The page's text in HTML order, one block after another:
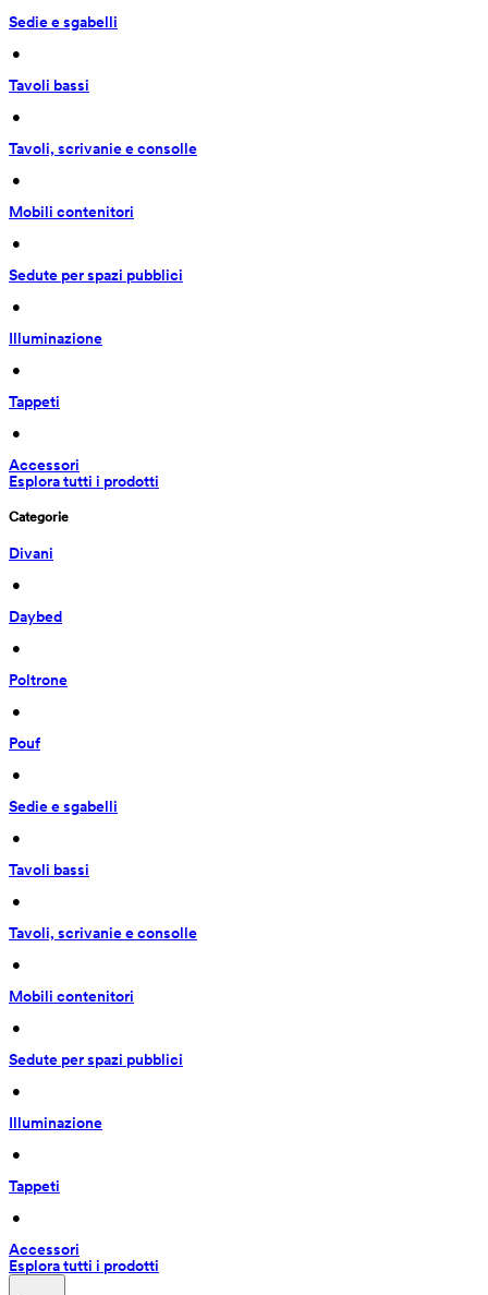
Sedie e sgabelli
•
Tavoli bassi
•
Tavoli, scrivanie e consolle
•
Mobili contenitori
•
Sedute per spazi pubblici
•
Illuminazione
•
Tappeti
•
Accessori
Esplora tutti i prodotti
Categorie
Divani
•
Daybed
•
Poltrone
•
Pouf
•
Sedie e sgabelli
•
Tavoli bassi
•
Tavoli, scrivanie e consolle
•
Mobili contenitori
•
Sedute per spazi pubblici
•
Illuminazione
•
Tappeti
•
Accessori
Esplora tutti i prodotti